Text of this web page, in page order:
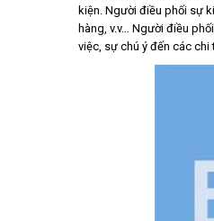
kiện. Người điều phối sự
hàng, v.v… Người điều
việc, sự chú ý đến các